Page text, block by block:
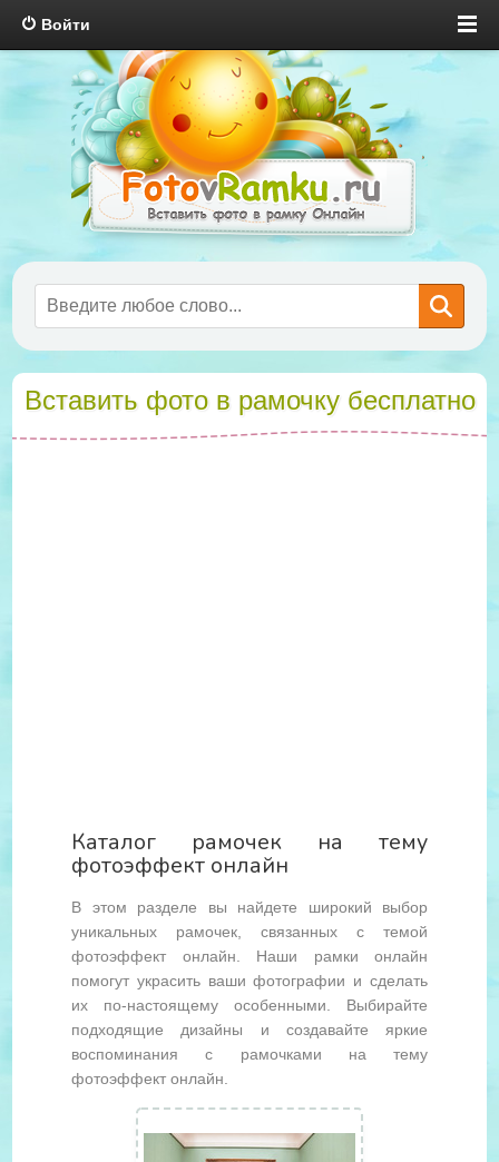
Войти
Вставить фото в рамочку бесплатно
Каталог рамочек на тему
фотоэффект онлайн
В этом разделе вы найдете широкий выбор
уникальных рамочек, связанных с темой
фотоэффект онлайн. Наши рамки онлайн
помогут украсить ваши фотографии и сделать
их по-настоящему особенными. Выбирайте
подходящие дизайны и создавайте яркие
воспоминания с рамочками на тему
фотоэффект онлайн.